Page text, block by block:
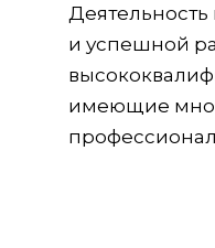
Деятельность
и успешной
имеющие